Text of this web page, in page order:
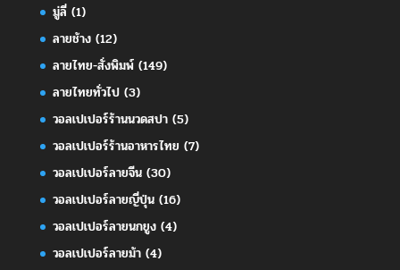
มู่ลี่(1)
ลายช้าง(12)
ลายไทย-สั่งพิมพ์(149)
ลายไทยทั่วไป(3)
วอลเปเปอร์ร้านนวดสปา(5)
วอลเปเปอร์ร้านอาหารไทย (7)
วอลเปเปอร์ลายจีน(30)
วอลเปเปอร์ลายญี่ปุ่น(16)
วอลเปเปอร์ลายนกยูง(4)
วอลเปเปอร์ลายม้า(4)